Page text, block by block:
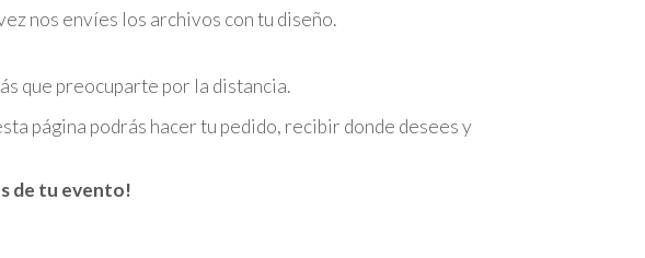
nos envíes los archivos con tu diseño.
que preocuparte por la distancia.
página podrás hacer tu pedido, recibir donde desees y
de tu evento!